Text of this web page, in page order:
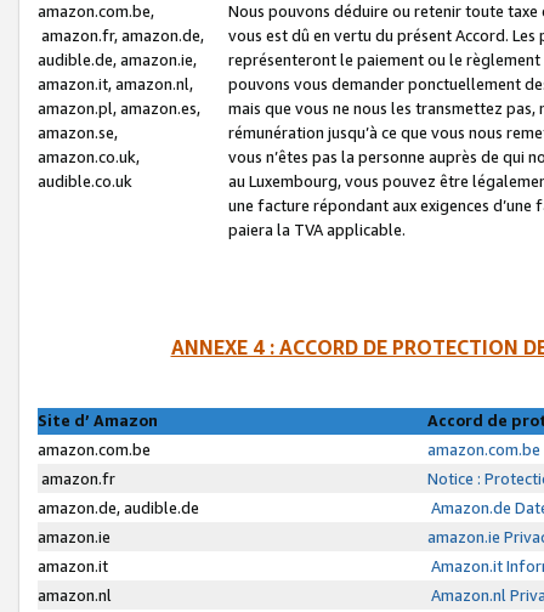
amazon.com.be,
amazon.fr, amazon.de,
audible.de, amazon.ie,
amazon.it, amazon.nl,
amazon.pl, amazon.es,
amazon.se,
amazon.co.uk,
audible.co.uk
Nous pouvons déduire ou retenir toute
vous est dû en vertu du présent Accord.
représenteront le paiement ou le
pouvons vous demander ponctuellement
mais que vous ne nous les transmettez
rémunération jusqu’à ce que vous nous
vous n’êtes pas la personne auprès de qui
au Luxembourg, vous pouvez être
une facture répondant aux exigences
paiera la TVA applicable.
ANNEXE 4 : ACCORD DE PROTECTION
Site d’ Amazon
Accord de
amazon.com.be
amazon.fr
Notice :
amazon.de, audible.de
Amazon.de
amazon.ie
amazon.ie
amazon.it
Amazon.it
amazon.nl
Amazon.nl